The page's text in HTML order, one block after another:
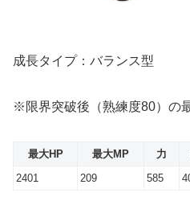
成長タイプ：バランス型
※限界突破後（熟練度80）の
最大HP 最大MP 力
2401
209 585